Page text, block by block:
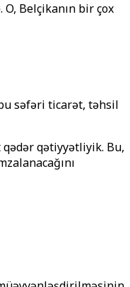
Belçikanın bir çox
səfəri ticarət, təhsil
qədər qətiyyətliyik. Bu,